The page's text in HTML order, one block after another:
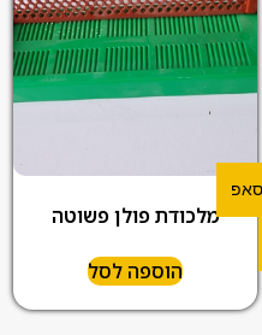
מלכודת פולן פשוטה
הוספה לסל